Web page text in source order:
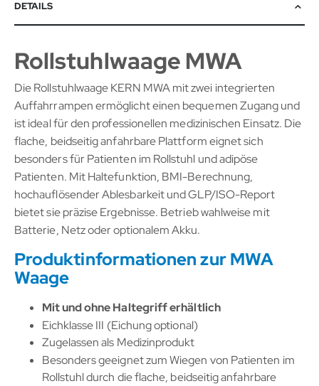
DETAILS
Rollstuhlwaage MWA
Die Rollstuhlwaage KERN MWA mit zwei integrierten
Auffahrrampen ermöglicht einen bequemen Zugang und
ist ideal für den professionellen medizinischen Einsatz. Die
flache, beidseitig anfahrbare Plattform eignet sich
besonders für Patienten im Rollstuhl und adipöse
Patienten. Mit Haltefunktion, BMI-Berechnung,
hochauflösender Ablesbarkeit und GLP/ISO-Report
bietet sie präzise Ergebnisse. Betrieb wahlweise mit
Batterie, Netz oder optionalem Akku.
Produktinformationen zur MWA
Waage
Mit und ohne Haltegriff erhältlich
Eichklasse III (Eichung optional)
Zugelassen als Medizinprodukt
Besonders geeignet zum Wiegen von Patienten im
Rollstuhl durch die flache, beidseitig anfahrbare